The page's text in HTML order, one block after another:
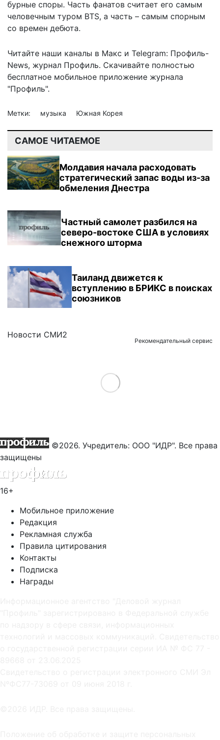
бурные споры. Часть фанатов считает его самым
человечным туром BTS, а часть – самым спорным
со времен дебюта.
Читайте наши каналы в Макс и Telegram: Профиль-
News, журнал Профиль. Скачивайте полностью
бесплатное мобильное приложение журнала
"Профиль".
Метки: музыка Южная Корея
САМОЕ ЧИТАЕМОЕ
Молдавия начала расходовать
стратегический запас воды из-за
обмеления Днестра
Частный самолет разбился на
северо-востоке США в условиях
снежного шторма
Таиланд движется к
вступлению в БРИКС в поисках
союзников
Новости СМИ2
Рекомендательный сервис
Load More
©2026. Учредитель: ООО "ИДР". Все права
защищены
16+
Мобильное приложение
Редакция
Рекламная служба
Правила цитирования
Контакты
Подписка
Награды